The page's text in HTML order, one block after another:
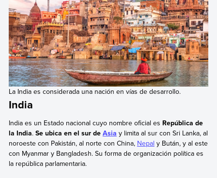
La India es considerada una nación en vías de desarrollo.
India
India es un Estado nacional cuyo nombre oficial es República de
la India. Se ubica en el sur de Asia y limita al sur con Sri Lanka, al
noroeste con Pakistán, al norte con China, Nepal y Bután, y al este
con Myanmar y Bangladesh. Su forma de organización política es
la república parlamentaria.